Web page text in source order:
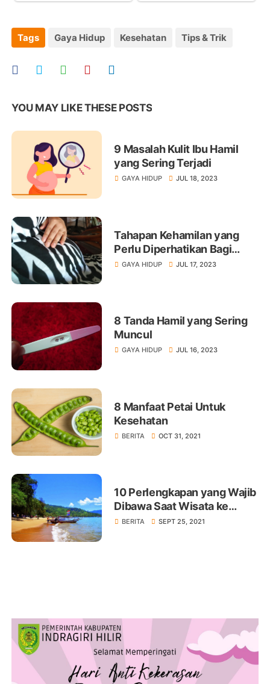
Tags Gaya Hidup Kesehatan Tips & Trik
YOU MAY LIKE THESE POSTS
9 Masalah Kulit Ibu Hamil
yang Sering Terjadi
GAYA HIDUP JUL 18, 2023
Tahapan Kehamilan yang
Perlu Diperhatikan Bagi
Moms dan Dads
GAYA HIDUP JUL 17, 2023
8 Tanda Hamil yang Sering
Muncul
GAYA HIDUP JUL 16, 2023
8 Manfaat Petai Untuk
Kesehatan
BERITA OCT 31, 2021
10 Perlengkapan yang Wajib
Dibawa Saat Wisata ke
Pantai Agar Liburan Makin
BERITA SEPT 25, 2021